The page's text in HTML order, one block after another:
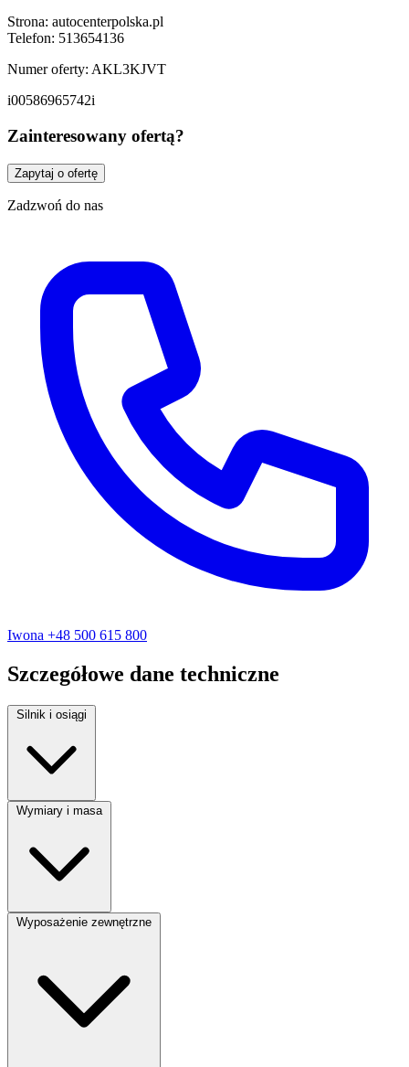
Strona: autocenterpolska.pl
Telefon: 513654136
Numer oferty: AKL3KJVT
i00586965742i
Zainteresowany ofertą?
Zapytaj o ofertę
Zadzwoń do nas
Iwona +48 500 615 800
Szczegółowe dane techniczne
Silnik i osiągi
Moc silnika:120 KM
Wymiary i masa
Liczba miejsc: 2
Wyposażenie zewnętrzne